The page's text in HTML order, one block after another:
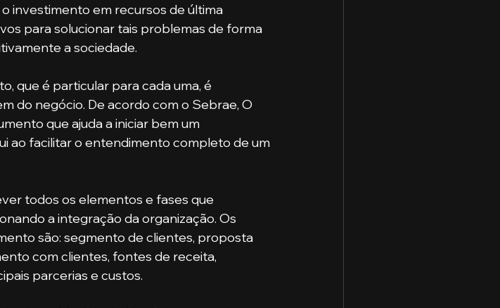
investimento em recursos de última
para solucionar tais problemas de forma
a sociedade.
do negócio. De acordo com o Sebrae, O
que ajuda a iniciar bem um
ao facilitar o entendimento completo de um
a integração da organização. Os
são: segmento de clientes, proposta
com clientes, fontes de receita,
parcerias e custos.